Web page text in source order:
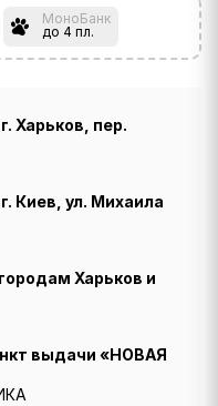
МоноБанк
до 4 пл.
Харьков, пер.
Киев, ул. Михаила
Харьков и
выдачи «НОВАЯ